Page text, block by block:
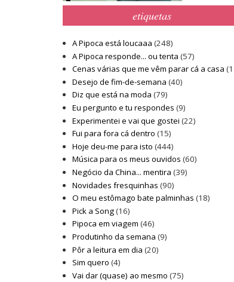
etiquetas
A Pipoca está loucaaa (248)
A Pipoca responde... ou tenta (57)
Cenas várias que me vêm parar cá a casa
Desejo de fim-de-semana (40)
Diz que está na moda (79)
Eu pergunto e tu respondes (9)
Experimentei e vai que gostei (22)
Fui para fora cá dentro (15)
Hoje deu-me para isto (444)
Música para os meus ouvidos (60)
Negócio da China... mentira (39)
Novidades fresquinhas (90)
O meu estômago bate palminhas (18)
Pick a Song(16)
Pipoca em viagem (46)
Produtinho da semana (9)
Pôr a leitura em dia (20)
Sim quero (4)
Vai dar (quase) ao mesmo (75)